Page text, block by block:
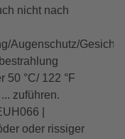
nicht nach
Augenschutz/
50 °C/ 122 °F
zuführen.
|
oder rissiger